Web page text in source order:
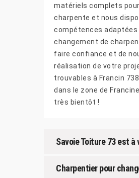
matériels complets
charpente et nous
compétences adaptées
changement de
faire confiance et de
réalisation de votre
trouvables à Francin
dans le zone de
très bientôt !
Savoie Toiture 73 est
Charpentier pour